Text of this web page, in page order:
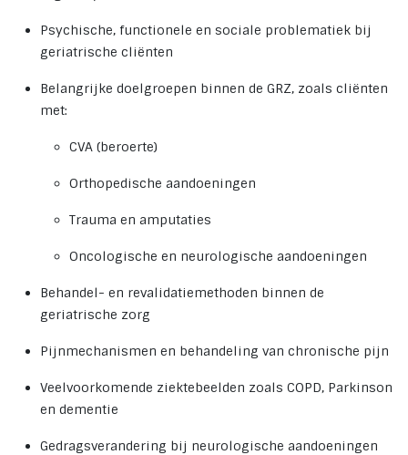
Psychische, functionele en sociale problematiek bij
geriatrische cliënten
Belangrijke doelgroepen binnen de GRZ, zoals cliënten
met:
CVA (beroerte)
Orthopedische aandoeningen
Trauma en amputaties
Oncologische en neurologische aandoeningen
Behandel- en revalidatiemethoden binnen de
geriatrische zorg
Pijnmechanismen en behandeling van chronische pijn
Veelvoorkomende ziektebeelden zoals COPD, Parkinson
en dementie
Gedragsverandering bij neurologische aandoeningen